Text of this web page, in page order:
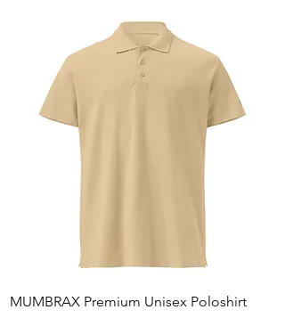
MUMBRAX Premium Unisex Poloshirt